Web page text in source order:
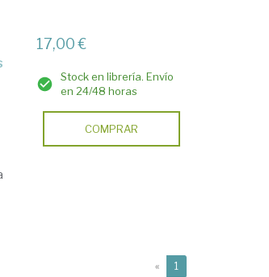
17,00 €
Stock en librería. Envío
en 24/48 horas
COMPRAR
« 1